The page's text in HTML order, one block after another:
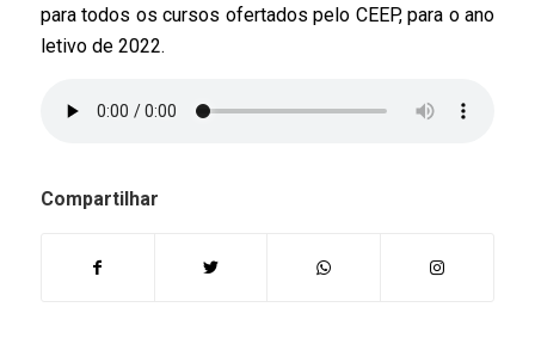
para todos os cursos ofertados pelo CEEP, para o ano
letivo de 2022.
Compartilhar